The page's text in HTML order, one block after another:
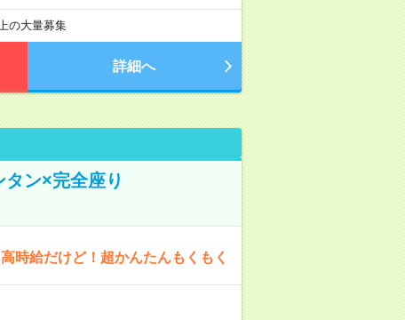
の大量募集
詳細へ
ン×完全座り
時給だけど！超かんたんもくもく